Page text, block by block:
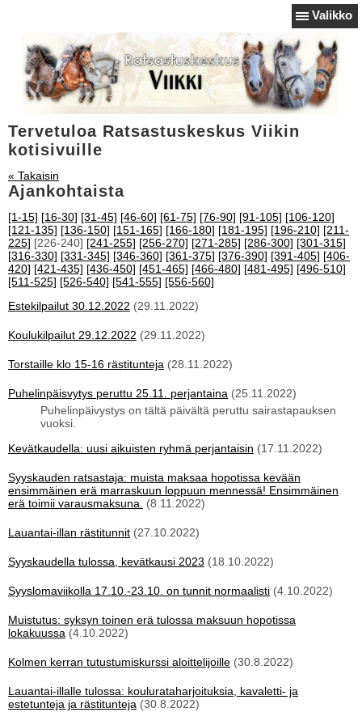
Valikko
Tervetuloa Ratsastuskeskus Viikin
kotisivuille
« Takaisin
Ajankohtaista
[1-15] [16-30] [31-45] [46-60] [61-75] [76-90] [91-105] [106-120]
[121-135] [136-150] [151-165] [166-180] [181-195] [196-210] [211-
225] [226-240] [241-255] [256-270] [271-285] [286-300] [301-315]
[316-330] [331-345] [346-360] [361-375] [376-390] [391-405] [406-
420] [421-435] [436-450] [451-465] [466-480] [481-495] [496-510]
[511-525] [526-540] [541-555] [556-560]
Estekilpailut 30.12.2022 (29.11.2022)
Koulukilpailut 29.12.2022 (29.11.2022)
Torstaille klo 15-16 rästitunteja (28.11.2022)
Puhelinpäisvytys peruttu 25.11. perjantaina (25.11.2022)
Puhelinpäivystys on tältä päivältä peruttu sairastapauksen
vuoksi.
Kevätkaudella: uusi aikuisten ryhmä perjantaisin (17.11.2022)
Syyskauden ratsastaja: muista maksaa hopotissa kevään
ensimmäinen erä marraskuun loppuun mennessä! Ensimmäinen
erä toimii varausmaksuna.
(8.11.2022)
Lauantai-illan rästitunnit (27.10.2022)
Syyskaudella tulossa, kevätkausi 2023 (18.10.2022)
Syyslomaviikolla 17.10.-23.10. on tunnit normaalisti (4.10.2022)
Muistutus: syksyn toinen erä tulossa maksuun hopotissa
lokakuussa (4.10.2022)
Kolmen kerran tutustumiskurssi aloittelijoille (30.8.2022)
Lauantai-illalle tulossa: koulurataharjoituksia, kavaletti- ja
estetunteja ja rästitunteja (30.8.2022)